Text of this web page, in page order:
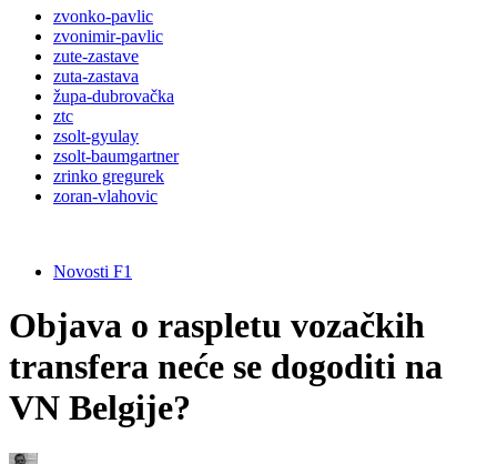
zvonko-pavlic
zvonimir-pavlic
zute-zastave
zuta-zastava
župa-dubrovačka
ztc
zsolt-gyulay
zsolt-baumgartner
zrinko gregurek
zoran-vlahovic
Novosti F1
Objava o raspletu vozačkih
transfera neće se dogoditi na
VN Belgije?